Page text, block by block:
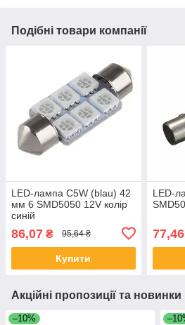
Подібні товари компанії
LED-лампа C5W (blau) 42
мм 6 SMD5050 12V колір
синій
86,07 ₴ 95,64 ₴
Купити
LED-
77,46
Акційні пропозиції та новинки
–10%